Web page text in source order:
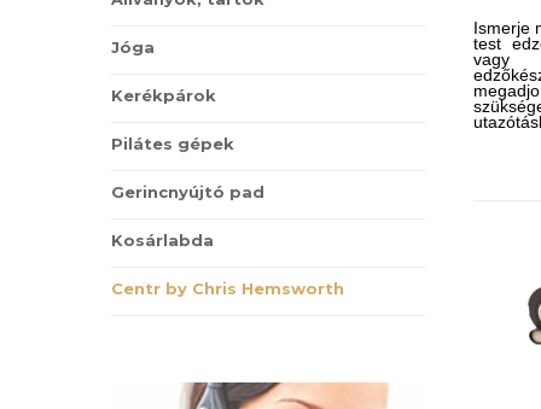
Jóga
Kerékpárok
Pilátes gépek
Gerincnyújtó pad
Kosárlabda
Centr by Chris Hemsworth
Ismerje
test
vagy